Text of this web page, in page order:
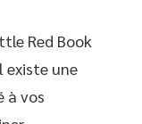
Red Book
existe une
à vos